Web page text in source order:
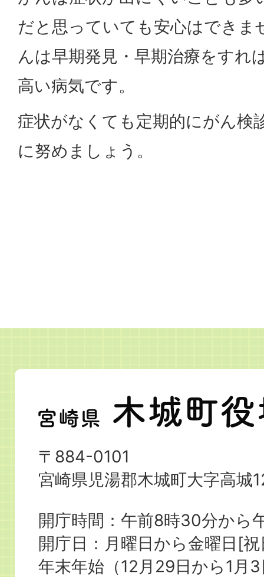
だと思っていても安心はできま
んは早期発見・早期治療をすれ
高い病気です。
症状がなくても定期的にがん検
に努めましょう。
宮
崎
県
木
町
役
場
〒884-0101
宮崎県児湯郡木城町大字高城
開庁時間：午前8時30分から
開庁日：月曜日から金曜日[
年末年始（12月29日から1月